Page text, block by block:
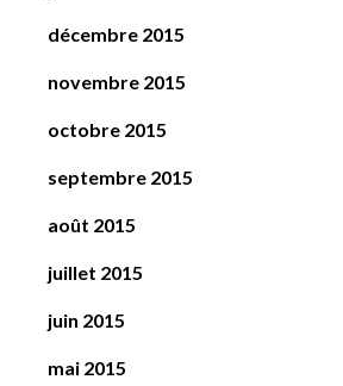
décembre 2015
novembre 2015
octobre 2015
septembre 2015
août 2015
juillet 2015
juin 2015
mai 2015